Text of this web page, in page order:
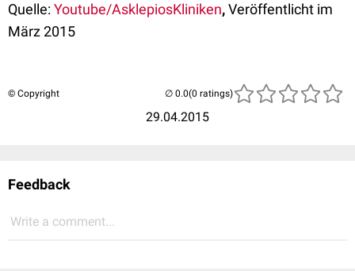
Quelle:Youtube/AsklepiosKliniken,Veröffentlicht im
März 2015
© Copyright
29.04.2015
(0 ratings)
Feedback
Write a comment...